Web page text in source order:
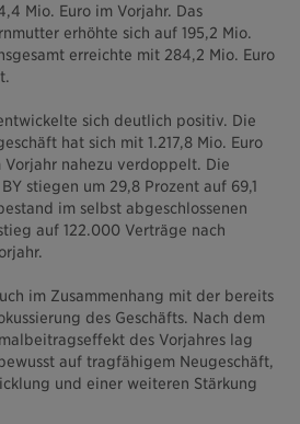
Mio. Euro im Vorjahr. Das
erhöhte sich auf 195,2 Mio.
erreichte mit 284,2 Mio. Euro
sich deutlich positiv. Die
hat sich mit 1.217,8 Mio. Euro
Vorjahr nahezu verdoppelt. Die
stiegen um 29,8 Prozent auf 69,1
im selbst abgeschlossenen
auf 122.000 Verträge nach
im Zusammenhang mit der bereits
des Geschäfts. Nach dem
des Vorjahres lag
auf tragfähigem Neugeschäft,
und einer weiteren Stärkung